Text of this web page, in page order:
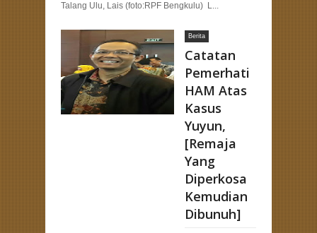
Talang Ulu, Lais (foto:RPF Bengkulu) L...
Berita
Catatan
Pemerhati
HAM Atas
Kasus
Yuyun,
[Remaja
Yang
Diperkosa
Kemudian
Dibunuh]